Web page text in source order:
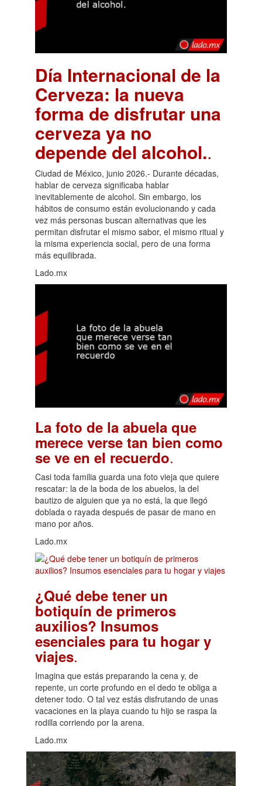
Día Internacional de la
Cerveza: la nueva
forma de disfrutar una
cerveza ya no
depende del alcohol..
Ciudad de México, junio 2026.- Durante décadas,
hablar de cerveza significaba hablar
inevitablemente de alcohol. Sin embargo, los
hábitos de consumo están evolucionando y cada
vez más personas buscan alternativas que les
permitan disfrutar el mismo sabor, el mismo ritual y
la misma experiencia social, pero de una forma
más equilibrada.
Lado.mx
La foto de la abuela que
merece verse tan bien como
se ve en el recuerdo.
Casi toda familia guarda una foto vieja que quiere
rescatar: la de la boda de los abuelos, la del
bautizo de alguien que ya no está, la que llegó
doblada o rayada después de pasar de mano en
mano por años.
Lado.mx
¿Qué debe tener un
botiquín de primeros
auxilios? Insumos
esenciales para tu hogar y
viajes.
Imagina que estás preparando la cena y, de
repente, un corte profundo en el dedo te obliga a
detener todo. O tal vez estás disfrutando de unas
vacaciones en la playa cuando tu hijo se raspa la
rodilla corriendo por la arena.
Lado.mx